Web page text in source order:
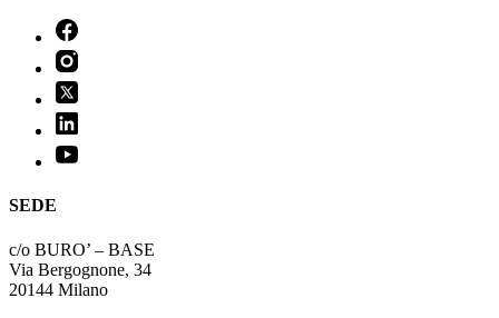
SEDE
c/o BURO’ – BASE
Via Bergognone, 34
20144 Milano